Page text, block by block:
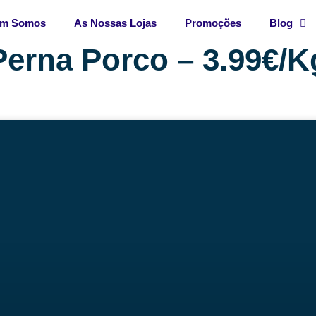
Somos As Nossas Lojas Promoções Blog
Porco – 3.99€/